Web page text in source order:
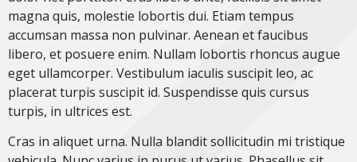
magna quis, molestie lobortis dui. Etiam tempus
accumsan massa non pulvinar. Aenean et faucibus
libero, et posuere enim. Nullam lobortis rhoncus augue
eget ullamcorper. Vestibulum iaculis suscipit leo, ac
placerat turpis suscipit id. Suspendisse quis cursus
turpis, in ultrices est.
Cras in aliquet urna. Nulla blandit sollicitudin mi tristique